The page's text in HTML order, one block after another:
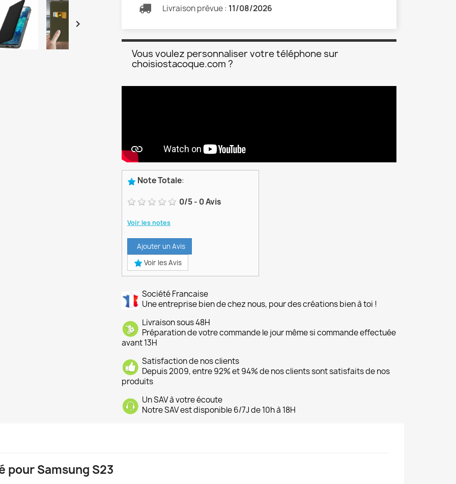

Livraison prévue : 11/08/2026
Vous voulez personnaliser votre téléphone sur
choisiostacoque.com ?
Note Totale:
0/5- 0Avis
Voir les notes
Ajouter un Avis
Voir les Avis
Société Francaise
Une entreprise bien de chez nous, pour des créations bien à toi !
Livraison sous 48H
Préparation de votre commande le jour même si commande effectuée
avant 13H
Satisfaction de nos clients
Depuis 2009, entre 92% et 94% de nos clients sont satisfaits de nos
produits
Un SAV à votre écoute
Notre SAV est disponible 6/7J de 10h à 18H
Samsung S23